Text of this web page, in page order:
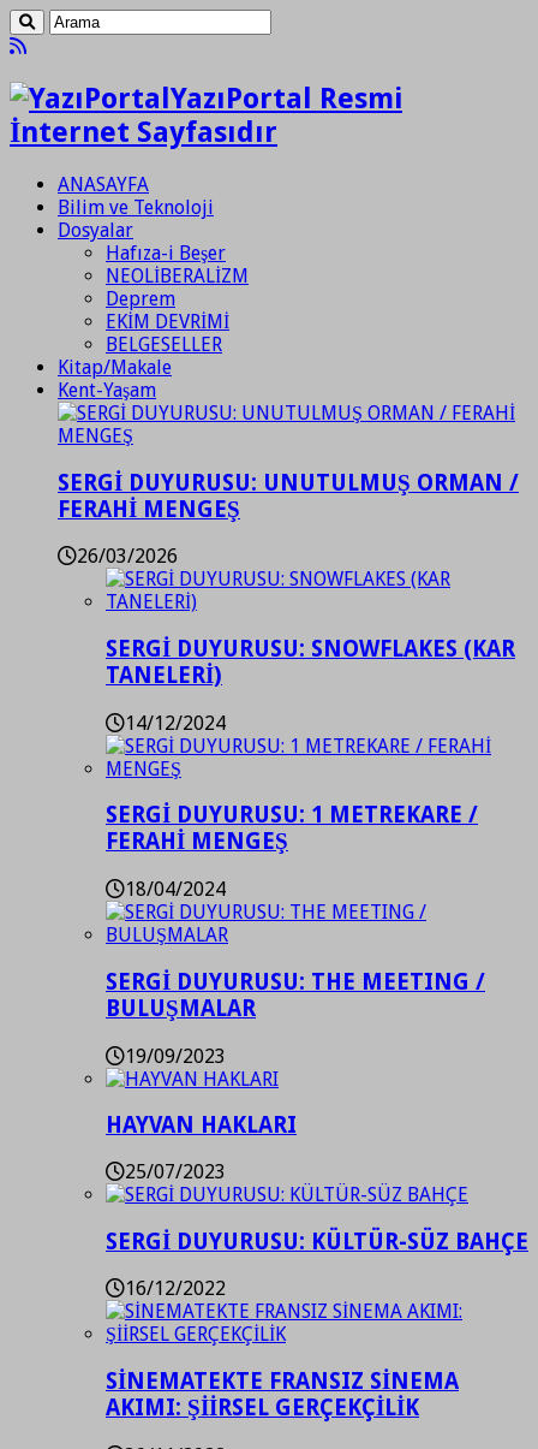
YazıPortal Resmi
İnternet Sayfasıdır
ANASAYFA
Bilim ve Teknoloji
Dosyalar
Hafıza-i Beşer
NEOLİBERALİZM
Deprem
EKİM DEVRİMİ
BELGESELLER
Kitap/Makale
Kent-Yaşam
SERGİ DUYURUSU: UNUTULMUŞ ORMAN /
FERAHİ MENGEŞ
26/03/2026
SERGİ DUYURUSU: SNOWFLAKES (KAR
TANELERİ)
14/12/2024
SERGİ DUYURUSU: 1 METREKARE /
FERAHİ MENGEŞ
18/04/2024
SERGİ DUYURUSU: THE MEETING /
BULUŞMALAR
19/09/2023
HAYVAN HAKLARI
25/07/2023
SERGİ DUYURUSU: KÜLTÜR-SÜZ BAHÇE
16/12/2022
SİNEMATEKTE FRANSIZ SİNEMA
AKIMI: ŞİİRSEL GERÇEKÇİLİK